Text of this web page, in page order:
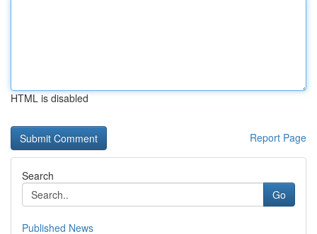
HTML is disabled
Report Page
Search
Go
Published News